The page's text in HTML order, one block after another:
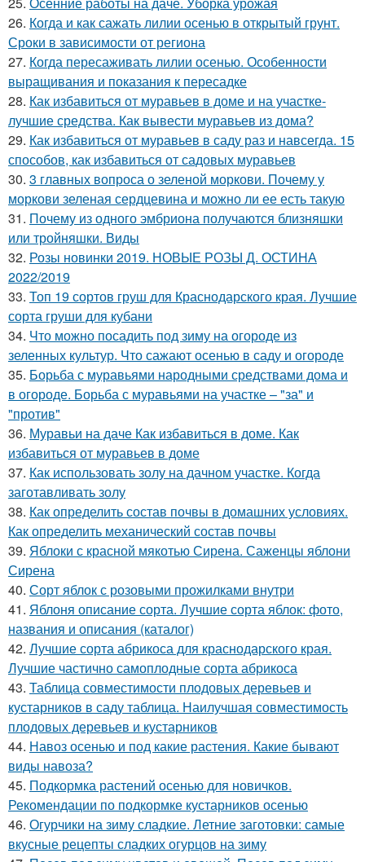
26. Когда и как сажать лилии осенью в открытый грунт.
Сроки в зависимости от региона
27. Когда пересаживать лилии осенью. Особенности
выращивания и показания к пересадке
28. Как избавиться от муравьев в доме и на участке-
лучшие средства. Как вывести муравьев из дома?
29. Как избавиться от муравьев в саду раз и навсегда. 15
способов, как избавиться от садовых муравьев
30. 3 главных вопроса о зеленой моркови. Почему у
моркови зеленая сердцевина и можно ли ее есть такую
31. Почему из одного эмбриона получаются близняшки
или тройняшки. Виды
32. Розы новинки 2019. НОВЫЕ РОЗЫ Д. ОСТИНА
2022/2019
33. Топ 19 сортов груш для Краснодарского края. Лучшие
сорта груши для кубани
34. Что можно посадить под зиму на огороде из
зеленных культур. Что сажают осенью в саду и огороде
35. Борьба с муравьями народными средствами дома и
в огороде. Борьба с муравьями на участке – "за" и
"против"
36. Муравьи на даче Как избавиться в доме. Как
избавиться от муравьев в доме
37. Как использовать золу на дачном участке. Когда
заготавливать золу
38. Как определить состав почвы в домашних условиях.
Как определить механический состав почвы
39. Яблоки с красной мякотью Сирена. Саженцы яблони
Сирена
40. Сорт яблок с розовыми прожилками внутри
41. Яблоня описание сорта. Лучшие сорта яблок: фото,
названия и описания (каталог)
42. Лучшие сорта абрикоса для краснодарского края.
Лучшие частично самоплодные сорта абрикоса
43. Таблица совместимости плодовых деревьев и
кустарников в саду таблица. Наилучшая совместимость
плодовых деревьев и кустарников
44. Навоз осенью и под какие растения. Какие бывают
виды навоза?
45. Подкормка растений осенью для новичков.
Рекомендации по подкормке кустарников осенью
46. Огурчики на зиму сладкие. Летние заготовки: самые
вкусные рецепты сладких огурцов на зиму